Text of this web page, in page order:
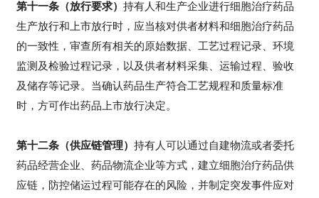
页
行
业
资
再
生
第十一条（放行要求） 持有人和生产企业进行细胞治疗药品
生产放行和上市放行时，应当核对供者材料和细胞治疗药品
的一致性，审查所有相关的原始数据、工艺过程记录、环境
监测及检验过程记录，以及供者材料采集、运输过程、验收
及储存等记录。当确认药品生产符合工艺规程和质量标准
时，方可作出药品上市放行决定。
第十二条（供应链管理） 持有人可以通过自建物流或者委托
药品经营企业、药品物流企业等方式，建立细胞治疗药品供
应链，防控储运过程可能存在的风险，并制定突发事件应对